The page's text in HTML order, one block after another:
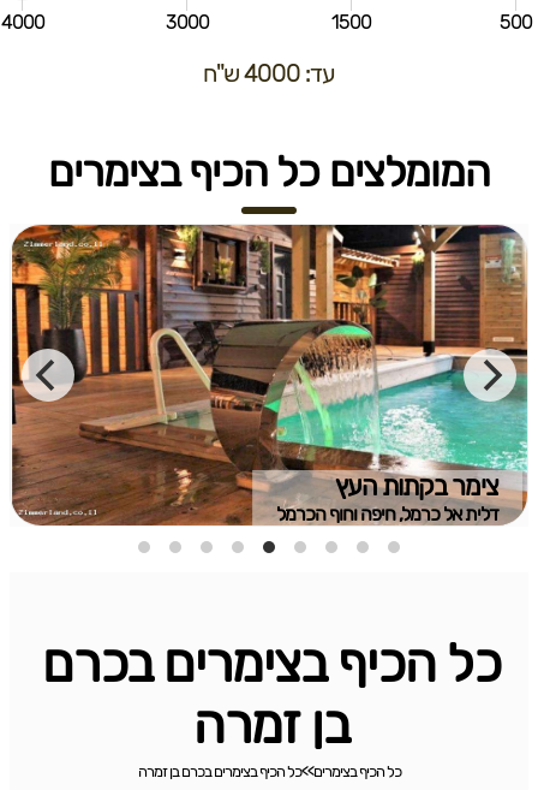
500
1500
3000
4000
עד: 4000 ש"ח
המומלצים כל הכיף בצימרים
צימר בקתות העץ
דלית אל כרמל, חיפה וחוף הכרמל
כל הכיף בצימרים בכרם
בן זמרה
כל הכיף בצימרים>>כל הכיף בצימרים בכרם בן זמרה